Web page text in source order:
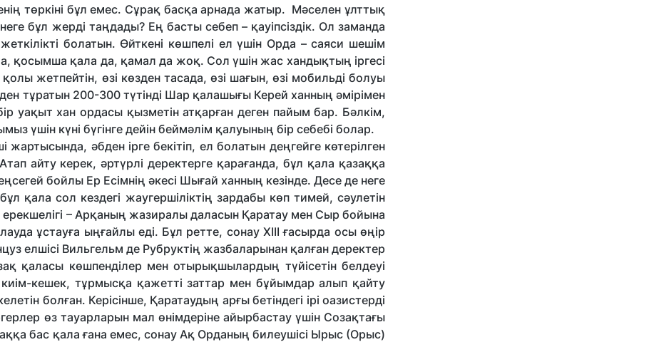
төркіні бұл емес. Сұрақ басқа арнада жатыр. Мәселен ұлттық
бұл жерді таңдады? Ең басты себеп – қауіпсіздік. Ол заманда
болатын. Өйткені көшпелі ел үшін Орда – саяси шешім
қосымша қала да, қамал да жоқ. Сол үшін жас хандықтың іргесі
жетпейтін, өзі көзден тасада, өзі шағын, өзі мобильді болуы
тұратын 200-300 түтінді Шар қалашығы Керей ханның әмірімен
уақыт хан ордасы қызметін атқарған деген пайым бар. Бәлкім,
үшін күні бүгінге дейін беймәлім қалуының бір себебі болар.
әбден ірге бекітіп, ел болатын деңгейге көтерілген
айту керек, әртүрлі деректерге қарағанда, бұл қала қазаққа
бойлы Ер Есімнің әкесі Шығай хан­ның кезінде. Десе де неге
қала сол кездегі жаугершіліктің зардабы көп тимей, сәулетін
– Арқаның жазиралы даласын Қаратау мен Сыр бойына
ұстау­ға ыңғайлы еді. Бұл ретте, сонау XIII ғасырда осы өңір
елшісі Вильгельм де Рубруктің жазбалары­нан қалған деректер
қаласы көш­пенділер мен отырықшылардың түйісетін белдеуі
кешек, тұрмысқа қажетті заттар мен бұйымдар алып қайту
болған. Керісінше, Қаратаудың арғы бетіндегі ірі оазистерді
өз та­уарларын мал өнімдеріне айырбастау үшін Созақтағы
бас қала ғана емес, сонау Ақ Орданың билеушісі Ырыс (Орыс)